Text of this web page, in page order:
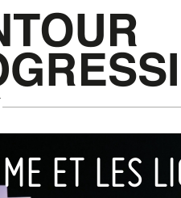
ET LES